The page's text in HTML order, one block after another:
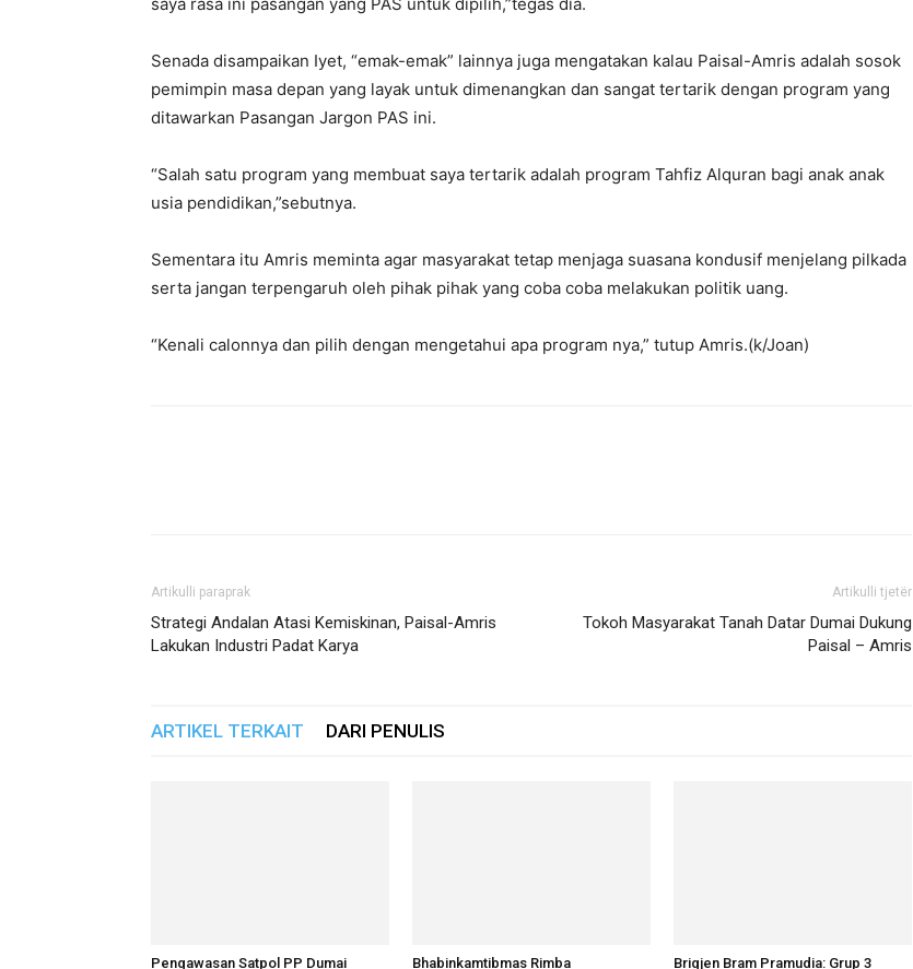
Senada disampaikan Iyet, “emak-emak” lainnya juga mengatakan kalau Paisal-Amris adalah sosok
pemimpin masa depan yang layak untuk dimenangkan dan sangat tertarik dengan program yang
ditawarkan Pasangan Jargon PAS ini.
“Salah satu program yang membuat saya tertarik adalah program Tahfiz Alquran bagi anak anak
usia pendidikan,”sebutnya.
Sementara itu Amris meminta agar masyarakat tetap menjaga suasana kondusif menjelang pilkada
serta jangan terpengaruh oleh pihak pihak yang coba coba melakukan politik uang.
“Kenali calonnya dan pilih dengan mengetahui apa program nya,” tutup Amris.(k/Joan)
Artikulli paraprak
Strategi Andalan Atasi Kemiskinan, Paisal-Amris
Lakukan Industri Padat Karya
Artikulli tjetër
Tokoh Masyarakat Tanah Datar Dumai Dukung
Paisal – Amris
ARTIKEL TERKAIT DARI PENULIS
Pengawasan Satpol PP Dumai Bhabinkamtibmas Rimba Brigjen Bram Pramudia: Grup 3